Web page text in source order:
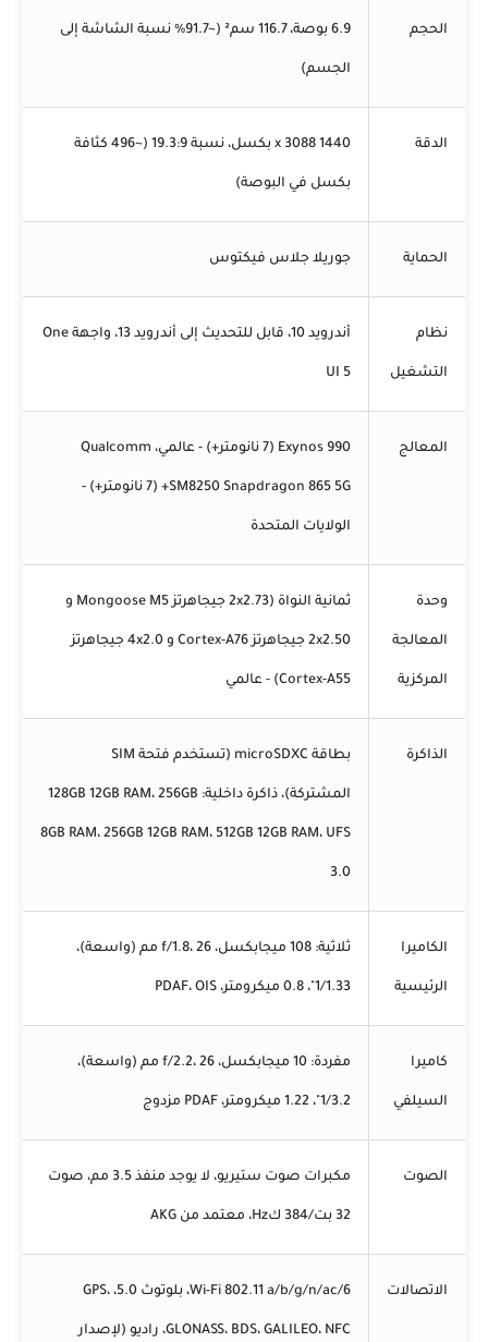
الحجم 6.9 بوصة، 116.7 سم² (~91.7% نسبة الشاشة إلى
الجسم)
الدقة 1440 x 3088 بكسل، نسبة 19.3:9 (~496 كثافة
بكسل في البوصة)
الحماية جوريلا جلاس فيكتوس
نظام
التشغيل
أندرويد 10، قابل للتحديث إلى أندرويد 13، واجهة One
UI 5
المعالج Exynos 990 (7 نانومتر+) - عالمي، Qualcomm
SM8250 Snapdragon 865 5G+ (7 نانومتر+) -
الولايات المتحدة
وحدة
المعالجة
المركزية
ثمانية النواة (2x2.73 جيجاهرتز Mongoose M5 و
2x2.50 جيجاهرتز Cortex-A76 و 4x2.0 جيجاهرتز
Cortex-A55) - عالمي
الذاكرة بطاقة microSDXC (تستخدم فتحة SIM
المشتركة)، ذاكرة داخلية: 128GB 12GB RAM، 256GB
8GB RAM، 256GB 12GB RAM، 512GB 12GB RAM، UFS
3.0
الكاميرا
الرئيسية
ثلاثية: 108 ميجابكسل، f/1.8، 26 مم (واسعة)،
1/1.33"، 0.8 ميكرومتر، PDAF، OIS
كاميرا
السيلفي
مفردة: 10 ميجابكسل، f/2.2، 26 مم (واسعة)،
1/3.2"، 1.22 ميكرومتر، PDAF مزدوج
الصوت مكبرات صوت ستيريو، لا يوجد منفذ 3.5 مم، صوت
32 بت/384 كHz، معتمد من AKG
الاتصالات Wi-Fi 802.11 a/b/g/n/ac/6، بلوتوث 5.0، GPS،
GLONASS، BDS، GALILEO، NFC، راديو (لإصدار